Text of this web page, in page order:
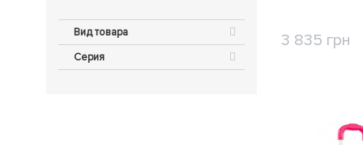
Вид товара
Серия
3 835 грн